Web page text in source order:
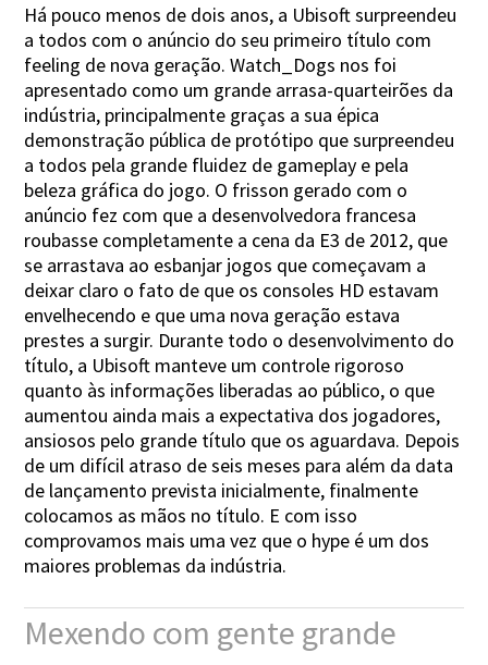
Há pouco menos de dois anos, a Ubisoft surpreendeu
a todos com o anúncio do seu primeiro título com
feeling de nova geração. Watch_Dogs nos foi
apresentado como um grande arrasa-quarteirões da
indústria, principalmente graças a sua épica
demonstração pública de protótipo que surpreendeu
a todos pela grande fluidez de gameplay e pela
beleza gráfica do jogo. O frisson gerado com o
anúncio fez com que a desenvolvedora francesa
roubasse completamente a cena da E3 de 2012, que
se arrastava ao esbanjar jogos que começavam a
deixar claro o fato de que os consoles HD estavam
envelhecendo e que uma nova geração estava
prestes a surgir. Durante todo o desenvolvimento do
título, a Ubisoft manteve um controle rigoroso
quanto às informações liberadas ao público, o que
aumentou ainda mais a expectativa dos jogadores,
ansiosos pelo grande título que os aguardava. Depois
de um difícil atraso de seis meses para além da data
de lançamento prevista inicialmente, finalmente
colocamos as mãos no título. E com isso
comprovamos mais uma vez que o hype é um dos
maiores problemas da indústria.
Mexendo com gente grande